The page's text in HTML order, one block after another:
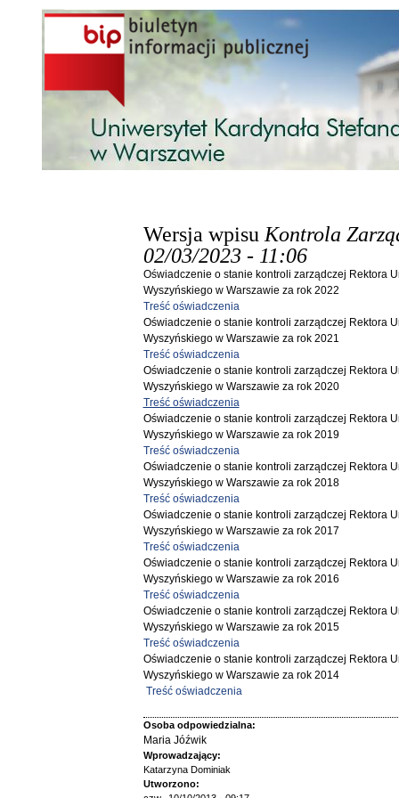
Przejdź do treści
Wersja wpisu Kontrola
02/03/2023 - 11:06
Oświadczenie o stanie kontroli zarządczej Rektora
Wyszyńskiego w Warszawie za rok 2022
Treść oświadczenia
Oświadczenie o stanie kontroli zarządczej Rektora
Wyszyńskiego w Warszawie za rok 2021
Treść oświadczenia
Oświadczenie o stanie kontroli zarządczej Rektora
Wyszyńskiego w Warszawie za rok 2020
Treść oświadczenia
Oświadczenie o stanie kontroli zarządczej Rektora
Wyszyńskiego w Warszawie za rok 2019
Treść oświadczenia
Oświadczenie o stanie kontroli zarządczej Rektora
Wyszyńskiego w Warszawie za rok 2018
Treść oświadczenia
Oświadczenie o stanie kontroli zarządczej Rektora
Wyszyńskiego w Warszawie za rok 2017
Treść oświadczenia
Oświadczenie o stanie kontroli zarządczej Rektora
Wyszyńskiego w Warszawie za rok 2016
Treść oświadczenia
Oświadczenie o stanie kontroli zarządczej Rektora
Wyszyńskiego w Warszawie za rok 2015
Treść oświadczenia
Oświadczenie o stanie kontroli zarządczej Rektora
Wyszyńskiego w Warszawie za rok 2014
Treść oświadczenia
Osoba odpowiedzialna:
Maria Jóźwik
Wprowadzający:
Katarzyna Dominiak
Utworzono: